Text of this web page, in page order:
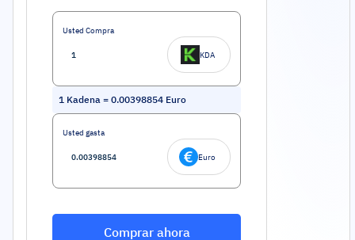
Usted Compra
KDA
1 Kadena = 0.00398854 Euro
Usted gasta
Euro
Comprar ahora